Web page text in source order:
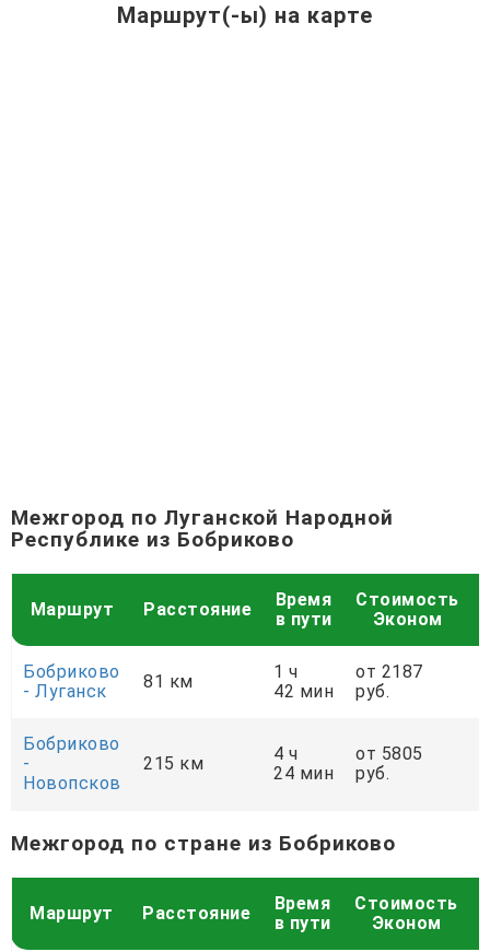
Маршрут(-ы) на карте
Межгород по Луганской Народной
Республике из Бобриково
Маршрут Расстояние
Время
в пути
Стоимость
Эконом
Бобриково
- Луганск
81 км
1 ч
42 мин
от 2187
руб.
Бобриково
-
Новопсков
215 км
4 ч
24 мин
от 5805
руб.
Межгород по стране из Бобриково
Маршрут Расстояние
Время
в пути
Стоимость
Эконом